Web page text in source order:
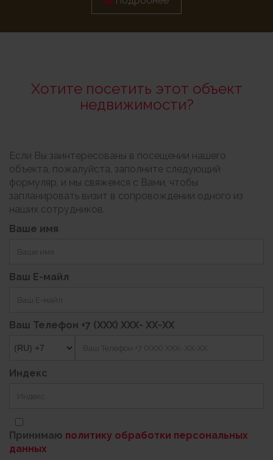
Хотите посетить этот объект
недвижимости?
Если Вы заинтересованы в посещении нашего
объекта, пожалуйста, заполните следующий
формуляр, и мы свяжемся с Вами, чтобы
запланировать визит в сопровождении одного из
наших сотрудников.
Ваше имя
Ваш Е-майл
Ваш Телефон +7 (XXX) XXX- XX-XX
Индекс
Принимаю политику обработки персональных
данных